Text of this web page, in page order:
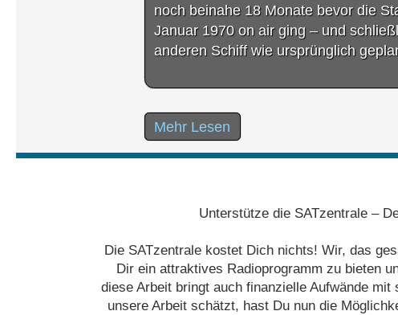
noch beinahe 18 Monate bevor die
Januar 1970 on air ging – und
anderen Schiff wie ursprünglich
Mehr Lesen
Unterstütze die SATzentrale –
Die SATzentrale kostet Dich nichts! Wir, das
Dir ein attraktives Radioprogramm zu bieten
diese Arbeit bringt auch finanzielle Aufwände
unsere Arbeit schätzt, hast Du nun die